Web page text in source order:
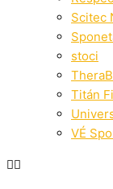
Scitec
stoci
Titán
VÉ